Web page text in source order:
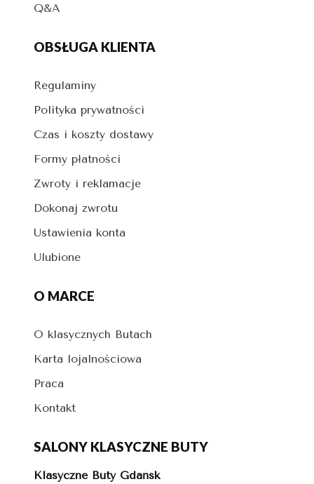
Q&A
OBSŁUGA KLIENTA
Regulaminy
Polityka prywatności
Czas i koszty dostawy
Formy płatności
Zwroty i reklamacje
Dokonaj zwrotu
Ustawienia konta
Ulubione
O MARCE
O klasycznych Butach
Karta lojalnościowa
Praca
Kontakt
SALONY KLASYCZNE BUTY
Klasyczne Buty Gdańsk